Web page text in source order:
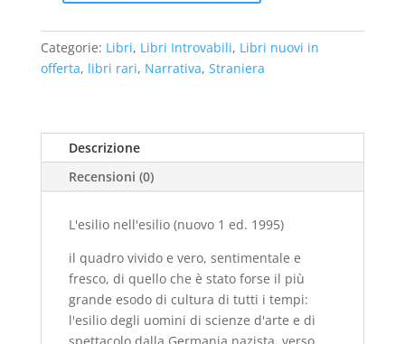
(nuovo
1
ed.
Categorie: Libri, Libri Introvabili, Libri nuovi in
offerta, libri rari, Narrativa, Straniera
Descrizione
Recensioni (0)
L'esilio nell'esilio (nuovo 1 ed. 1995)
il quadro vivido e vero, sentimentale e
fresco, di quello che è stato forse il più
grande esodo di cultura di tutti i tempi:
l'esilio degli uomini di scienze d'arte e di